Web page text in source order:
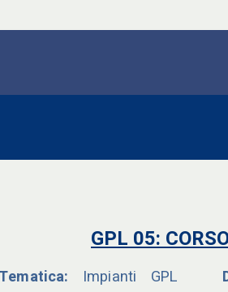
GPL 05:
Impianti GPL